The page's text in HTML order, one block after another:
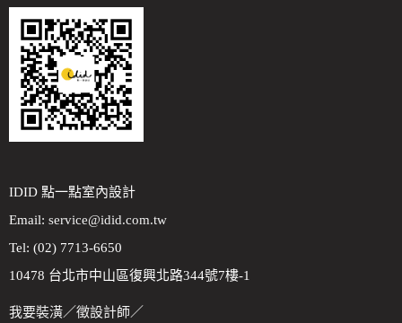
IDID 點一點室內設計
Email: service@idid.com.tw
Tel: (02) 7713-6650
10478 台北市中山區復興北路344號7樓-1
我要裝潢／徵設計師／